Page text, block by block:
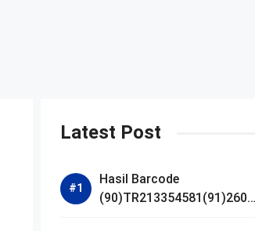
Latest Post
Hasil Barcode
(90)TR213354581(91)2607